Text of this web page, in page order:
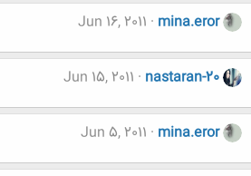
mina.eror
Jun 16, 2011
nastaran-20
Jun 15, 2011
mina.eror
Jun 5, 2011